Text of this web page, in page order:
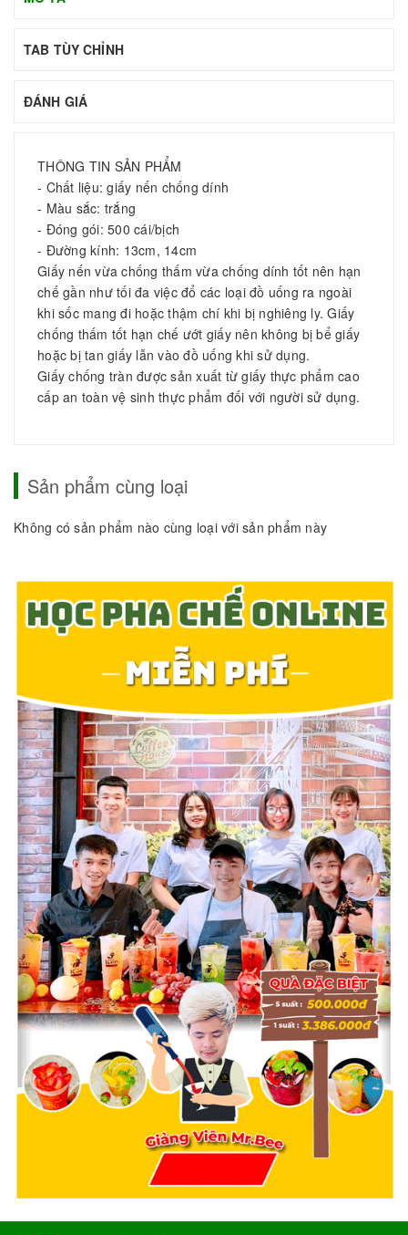
TAB TÙY CHỈNH
ĐÁNH GIÁ
THÔNG TIN SẢN PHẨM
- Chất liệu: giấy nến chống dính
- Màu sắc: trắng
- Đóng gói: 500 cái/bịch
- Đường kính: 13cm, 14cm
Giấy nến vừa chống thấm vừa chống dính tốt nên hạn
chế gần như tối đa việc đổ các loại đồ uống ra ngoài
khi sốc mang đi hoặc thậm chí khi bị nghiêng ly. Giấy
chống thấm tốt hạn chế ướt giấy nên không bị bể giấy
hoặc bị tan giấy lẫn vào đồ uống khi sử dụng.
Giấy chống tràn được sản xuất từ giấy thực phẩm cao
cấp an toàn vệ sinh thực phẩm đối với người sử dụng.
Sản phẩm cùng loại
Không có sản phẩm nào cùng loại với sản phẩm này